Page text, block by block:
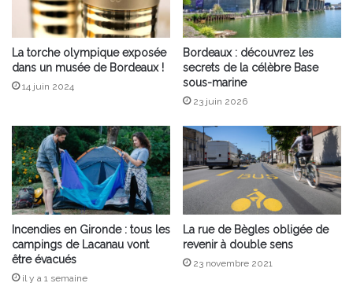
La torche olympique exposée
dans un musée de Bordeaux !
14 juin 2024
Bordeaux : découvrez les
secrets de la célèbre Base
sous-marine
23 juin 2026
Incendies en Gironde : tous les
campings de Lacanau vont
être évacués
il y a 1 semaine
La rue de Bègles obligée de
revenir à double sens
23 novembre 2021